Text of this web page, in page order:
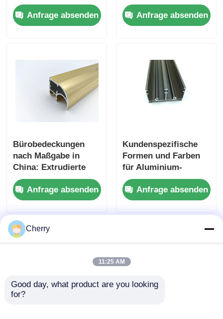
Aluminum Extrusion
Supplier
Anfrage absenden
sind spezialisiert auf
die Anpassung
extrudierter
Anfrage absenden
Bürobedeckungen
nach Maßgabe in
China: Extrudierte
Glaspartitionen mit
Aluminiumprofilen.
Anfrage absenden
Kundenspezifische
Formen und Farben
für Aluminium-
Extrusionsprofile für
Fenster und Türen
Anfrage absenden
Cherry
11:25 AM
Good day, what product are you looking
for?